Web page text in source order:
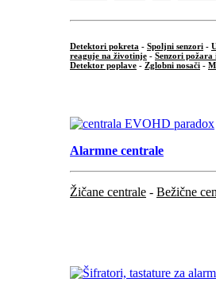
Detektori pokreta - Spoljni senzori -
reaguje na životinje - Senzori požara
Detektor poplave - Zglobni nosači -
Alarmne centrale
Žičane centrale - Bežične